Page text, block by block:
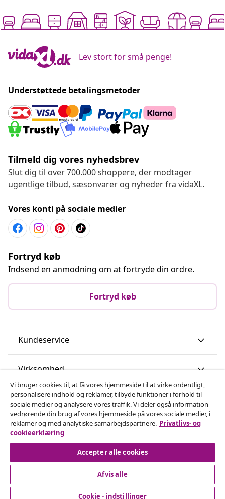
Lev stort for små penge!
Understøttede betalingsmetoder
Tilmeld dig vores nyhedsbrev
Slut dig til over 700.000 shoppere, der modtager
ugentlige tilbud, sæsonvarer og nyheder fra vidaXL.
Vores konti på sociale medier
Fortryd køb
Indsend en anmodning om at fortryde din ordre.
Fortryd køb
Kundeservice
Virksomhed
vidaXL
Opdag mere
Vi bruger cookies til, at få vores hjemmeside til at virke ordentligt,
personalisere indhold og reklamer, tilbyde funktioner i forhold til
sociale medier og analysere vores traffik. Vi deler også information
vedrørende din brug af vores hjemmeside på vores sociale medier, i
reklamer og med analytiske samarbejdspartnere. Privatlivs- og
cookieerklæring
Accepter alle cookies
Afvis alle
Cookie - indstillinger